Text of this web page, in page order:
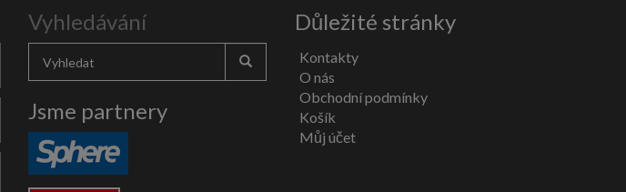
Vyhledávání
Jsme partnery
Důležité stránky
Kontakty
O nás
Obchodní podmínky
Košík
Můj účet